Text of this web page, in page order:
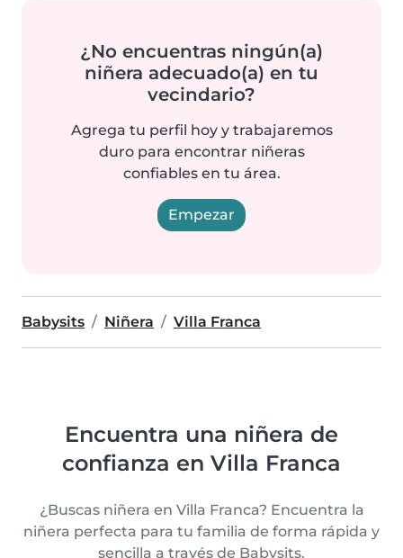
¿No encuentras ningún(a)
niñera adecuado(a) en tu
vecindario?
Agrega tu perfil hoy y trabajaremos
duro para encontrar niñeras
confiables en tu área.
Empezar
Babysits Niñera Villa Franca
Encuentra una niñera de
confianza en Villa Franca
¿Buscas niñera en Villa Franca? Encuentra la
niñera perfecta para tu familia de forma rápida y
sencilla a través de Babysits.